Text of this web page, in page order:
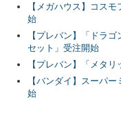
【メガハウス】コス
始
【プレバン】「ドラ
セット」受注開始
【プレバン】「メタ
【バンダイ】スーパ
始